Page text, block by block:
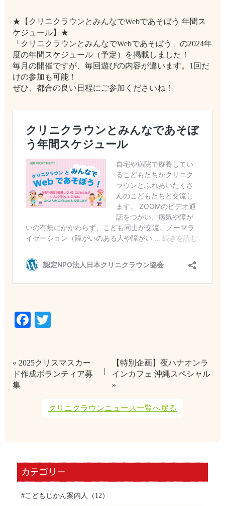
★【クリニクラウンとみんなでWebであそぼう 年間ス
ケジュール】★
「クリニクラウンとみんなでWebであそぼう」の2024年
度の年間スケジュール（予定）を掲載しました！
毎月の開催ですが、毎回遊びの内容が違います。1回だ
けの参加も可能！
ぜひ、都合の良い日程にご参加くださいね！
Facebook
Twitter
« 2025クリスマスカー
ド作成ボランティア募
集
【特別企画】夜ハナオンラ
インカフェ 沖縄スペシャル
»
クリニクラウンニュース一覧へ戻る
カテゴリー
#こどもじかん案内人 （12）